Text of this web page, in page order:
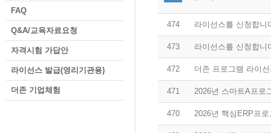
FAQ
Q&A/교육자료요청
자격시험 가답안
라이선스 발급(영리기관용)
더존 기업체험
474 라이선스를 신청합니
473 라이선스를 신청합니
472 더존 프로그램 라이
471 2026년 스마트A프로
470 2026년 핵심ERP프